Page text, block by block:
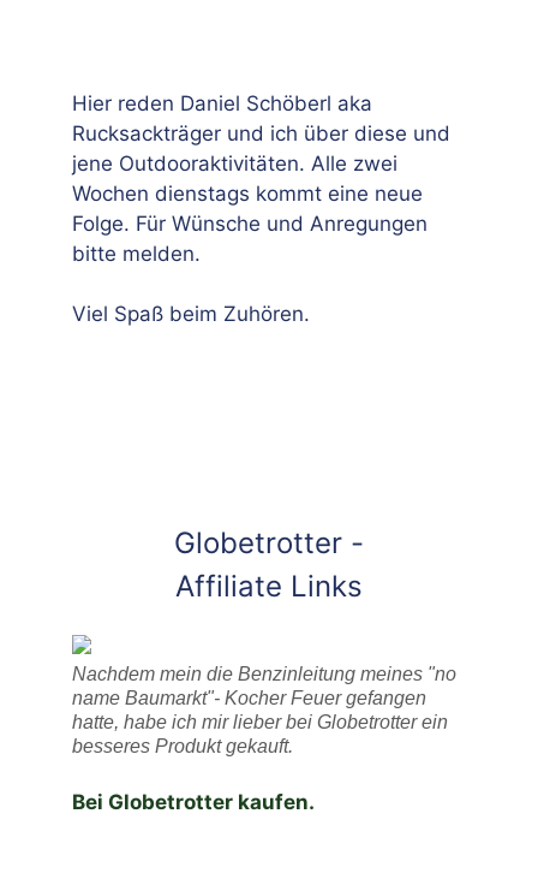
Hier reden Daniel Schöberl aka
Rucksackträger und ich über diese und
jene Outdooraktivitäten. Alle zwei
Wochen dienstags kommt eine neue
Folge. Für Wünsche und Anregungen
bitte melden.
Viel Spaß beim Zuhören.
Globetrotter -
Affiliate Links
Nachdem mein die Benzinleitung meines "no
name Baumarkt"- Kocher Feuer gefangen
hatte, habe ich mir lieber bei Globetrotter ein
besseres Produkt gekauft.
Bei Globetrotter kaufen.